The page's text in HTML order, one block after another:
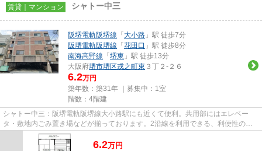
賃貸｜マンション シャトー中三
阪堺電軌阪堺線 「 大小路 」駅 徒歩7分
阪堺電軌阪堺線 「 花田口 」駅 徒歩8分
南海高野線 「 堺東 」駅 徒歩13分
大阪府堺市堺区戎之町東 ３丁２-２６
6.2万円
築年数：築31年 ｜募集中： 1室
階数：4階建
シャトー中三：阪堺電軌阪堺線大小路駅にも近くて便利。共用部にはエレベー
タ・敷地内ごみ置き場などが揃っております。2沿線を利用できる、利便性の高
いマンションです。こちらは初期...
6.2万円